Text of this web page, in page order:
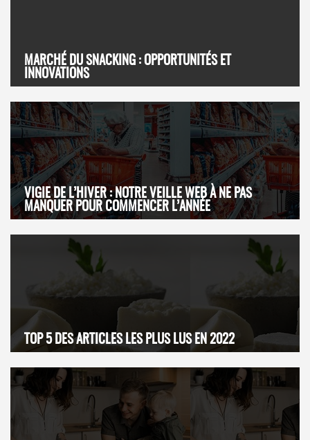
MARCHÉ DU SNACKING : OPPORTUNITÉS ET
INNOVATIONS
VIGIE DE L’HIVER : NOTRE VEILLE WEB À NE PAS
MANQUER POUR COMMENCER L’ANNÉE
TOP 5 DES ARTICLES LES PLUS LUS EN 2022